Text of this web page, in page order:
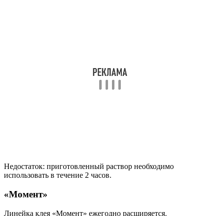
Недостаток: приготовленный раствор необходимо
использовать в течение 2 часов.
«Момент»
Линейка клея «Момент» ежегодно расширяется.